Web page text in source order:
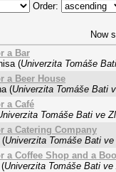
Order:
Now
a Bar
(Univerzita Tomáše
a Beer House
(Univerzita Tomáše Bati
a Café
Tomáše Bati ve
a Catering Company
(Univerzita Tomáše Bati
a Coffee Shop and a
(Univerzita Tomáše Bati ve